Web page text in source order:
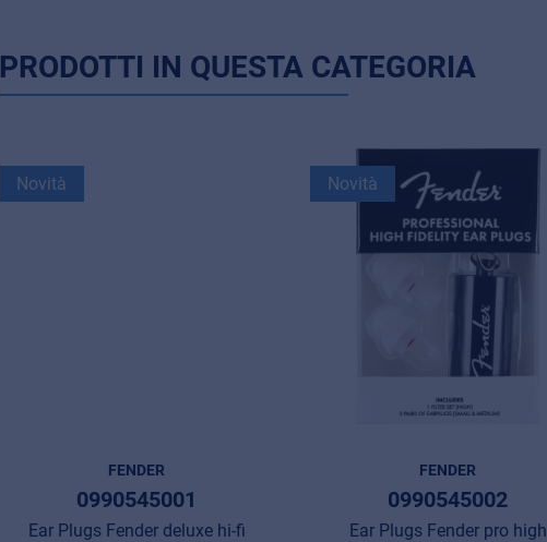
PRODOTTI IN QUESTA CATEGORIA
Novità
FENDER
0990545001
Ear Plugs Fender deluxe hi-fi
Novità
FENDER
0990545002
Ear Plugs Fender pro high